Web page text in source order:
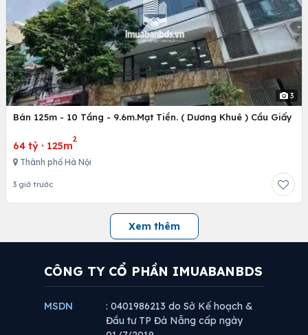
3
Bán 125m - 10 Tầng - 9.6m.Mạt Tiền. ( Dương Khuê ) Cầu Giấy
64 tỷ · 125m
2
Thành phố Hà Nội
3 giờ trước
Xem thêm
CÔNG TY CỔ PHẦN IMUABANBDS
MSDN
: 0401986213 do Sở Kế hoạch &
Đầu tư TP Đà Nẵng cấp ngày